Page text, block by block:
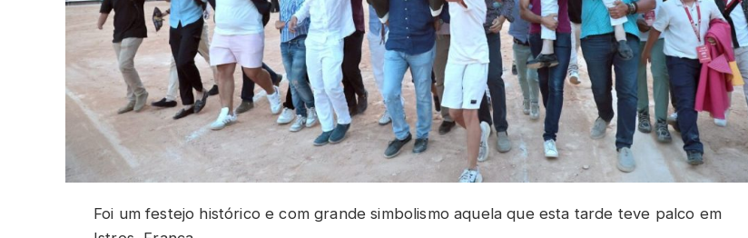
Foi um festejo histórico e com grande simbolismo aquela que esta tarde teve palco em